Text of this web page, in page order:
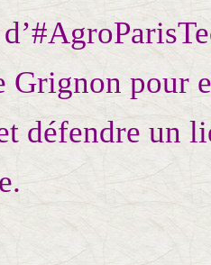
Grignon pour
défendre un